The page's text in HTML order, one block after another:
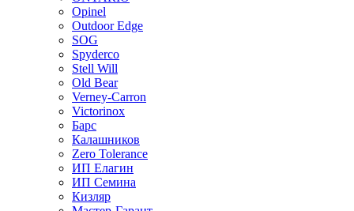
Opinel
Outdoor Edge
SOG
Spyderco
Stell Will
Old Bear
Verney-Carron
Victorinox
Барс
Калашников
Zero Tolerance
ИП Елагин
ИП Семина
Кизляр